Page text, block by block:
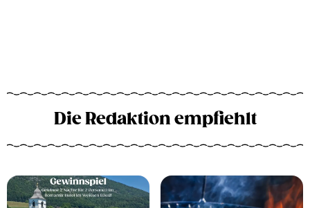
Die Redaktion empfiehlt